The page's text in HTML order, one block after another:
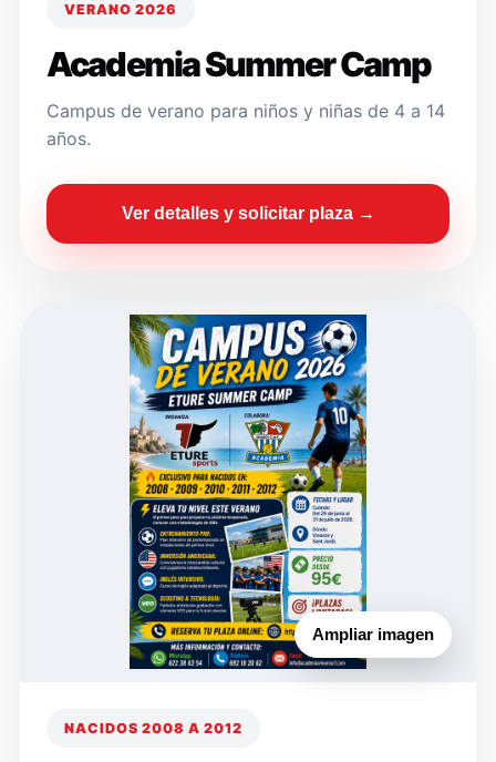
VERANO 2026
Academia Summer Camp
Campus de verano para niños y niñas de 4 a 14
años.
Ver detalles y solicitar plaza →
Ampliar imagen
NACIDOS 2008 A 2012